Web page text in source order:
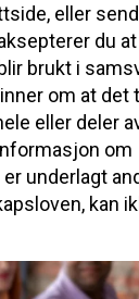
eller
du at
brukt i
om at det
eller deler
om
underlagt
kan